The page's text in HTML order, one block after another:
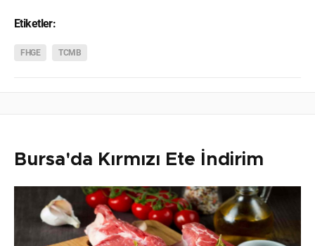
Etiketler:
FHGE TCMB
Bursa'da Kırmızı Ete İndirim